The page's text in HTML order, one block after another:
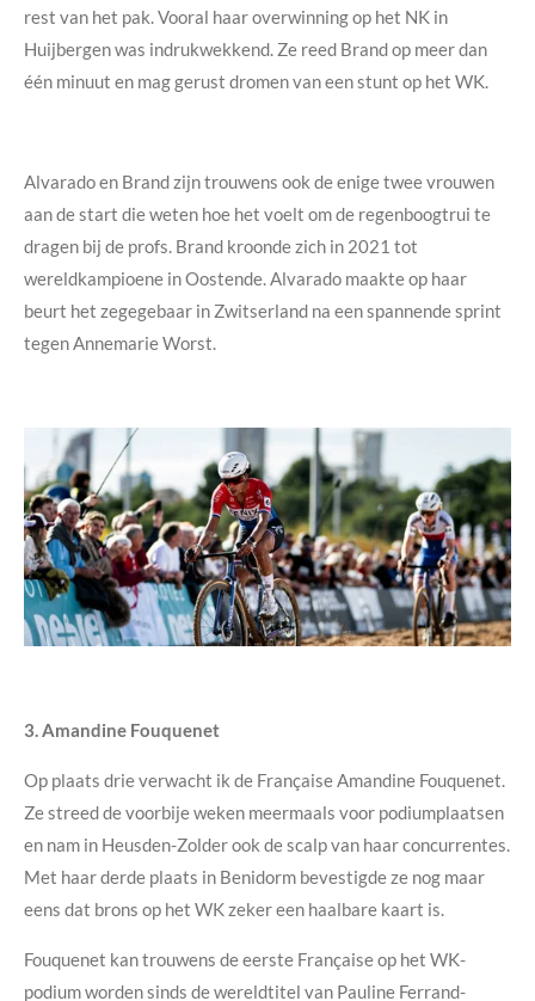
rest van het pak. Vooral haar overwinning op het NK in
Huijbergen was indrukwekkend. Ze reed Brand op meer dan
één minuut en mag gerust dromen van een stunt op het WK.
Alvarado en Brand zijn trouwens ook de enige twee vrouwen
aan de start die weten hoe het voelt om de regenboogtrui te
dragen bij de profs. Brand kroonde zich in 2021 tot
wereldkampioene in Oostende. Alvarado maakte op haar
beurt het zegegebaar in Zwitserland na een spannende sprint
tegen Annemarie Worst.
3. Amandine Fouquenet
Op plaats drie verwacht ik de Française Amandine Fouquenet.
Ze streed de voorbije weken meermaals voor podiumplaatsen
en nam in Heusden-Zolder ook de scalp van haar concurrentes.
Met haar derde plaats in Benidorm bevestigde ze nog maar
eens dat brons op het WK zeker een haalbare kaart is.
Fouquenet kan trouwens de eerste Française op het WK-
podium worden sinds de wereldtitel van Pauline Ferrand-